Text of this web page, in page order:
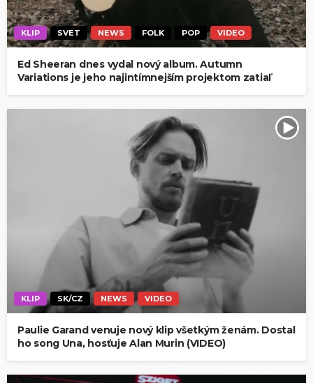
KLIP SVET NEWS FOLK POP VIDEO
Ed Sheeran dnes vydal nový album. Autumn
Variations je jeho najintímnejším projektom zatiaľ
KLIP SK/CZ NEWS VIDEO
Paulie Garand venuje nový klip všetkým ženám. Dostal
ho song Una, hosťuje Alan Murin (VIDEO)